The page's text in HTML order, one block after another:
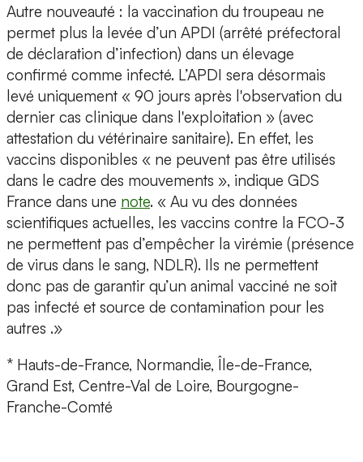
Autre nouveauté : la vaccination du troupeau ne
permet plus la levée d’un APDI (arrêté préfectoral
de déclaration d’infection) dans un élevage
confirmé comme infecté. L’APDI sera désormais
levé uniquement « 90 jours après l'observation du
dernier cas clinique dans l'exploitation » (avec
attestation du vétérinaire sanitaire). En effet, les
vaccins disponibles « ne peuvent pas être utilisés
dans le cadre des mouvements », indique GDS
France dans une note. « Au vu des données
scientifiques actuelles, les vaccins contre la FCO-3
ne permettent pas d’empêcher la virémie (présence
de virus dans le sang, NDLR). Ils ne permettent
donc pas de garantir qu’un animal vacciné ne soit
pas infecté et source de contamination pour les
autres .»
* Hauts-de-France, Normandie, Île-de-France,
Grand Est, Centre-Val de Loire, Bourgogne-
Franche-Comté